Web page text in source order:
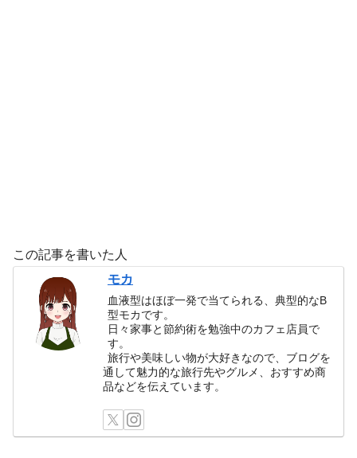
この記事を書いた人
モカ
血液型はほぼ一発で当てられる、典型的なB
型モカです。
日々家事と節約術を勉強中のカフェ店員で
す。
旅行や美味しい物が大好きなので、ブログを
通して魅力的な旅行先やグルメ、おすすめ商
品などを伝えています。